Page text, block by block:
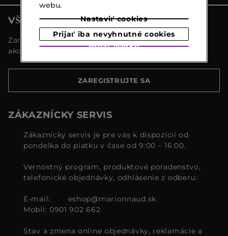
VŠETKY NOVINKY MARIONNAUD
Zaregistrujte sa a objavte naše najnovšie novinky a
akcie
ZAREGISTRUJTE SA
ZÁKAZNÍCKY SERVIS
Zákaznícky servis je pre vás k dispozícií od
pondelka do piatku v čase od 9:00 – 16:00.
Vernostný program, produktové poradenstvo,
telefonické objednávky, odhlásenie z odberu:
E-mail:
eshop@marionnaud.sk
Mobil: 0901 902 662
Stav a zmena online objednávky, reklamácie a
webu.
Nastaviť cookies
Prijať iba nevyhnutné cookies
Prijať všetko